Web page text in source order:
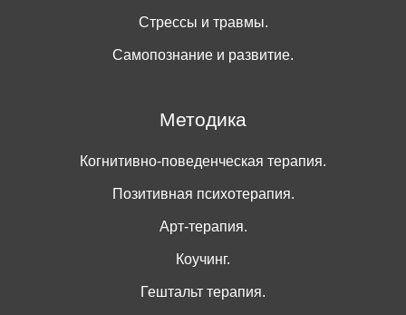
Стрессы и травмы.
Самопознание и развитие.
Методика
Когнитивно-поведенческая терапия.
Позитивная психотерапия.
Арт-терапия.
Коучинг.
Гештальт терапия.